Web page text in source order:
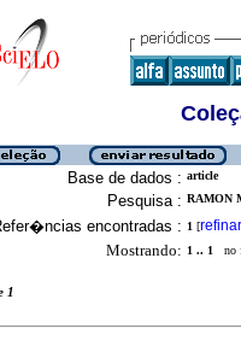
Base de dados : article
Pesquisa : RAMON
encontradas : 1 [refinar
Mostrando: 1 .. 1 no
1